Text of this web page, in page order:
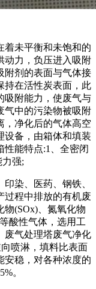
着未平衡和未饱和的
动力，负压进入吸附
附剂的表面与气体接
持在活性炭表面，此
吸附能力，使废气与
气中的污染物被吸附
，净化后的气体高空
设备，由箱体和填装
能特点:1、全密闭
强;
染、医药、钢铁、
过程中排放的有机废
(SOx)、氮氧化物
酸性气体，选用工
废气处理塔废气净化
喷淋，填料比表面
安稳，对各种浓度的
。